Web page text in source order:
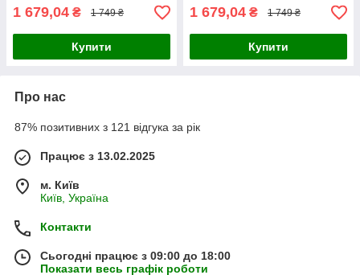
1 679,04 ₴ 1 749 ₴
Купити
1 679,04 ₴ 1 749 ₴
Купити
Про нас
87% позитивних з 121 відгука за рік
Працює з 13.02.2025
м. Київ
Київ, Україна
Контакти
Сьогодні працює з 09:00 до 18:00
Показати весь графік роботи